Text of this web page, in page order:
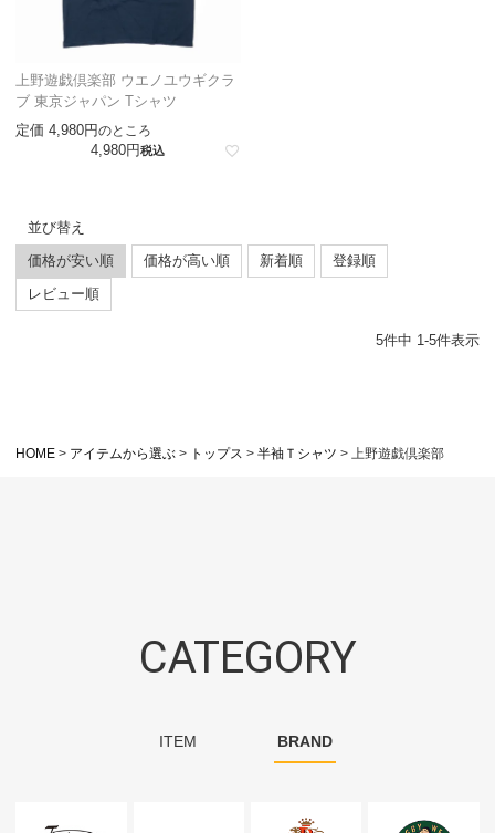
上野遊戯倶楽部 ウエノユウギクラ
ブ 東京ジャパン Tシャツ
定価 4,980 のところ
4,980 税込
並び替え
価格が安い順
価格が高い順 新着順
登録順
レビュー順
5件中 1-5件表示
HOME アイテムから選ぶ トップス 半袖Ｔシャツ 上野遊戯倶楽部
CATEGORY
ITEM BRAND